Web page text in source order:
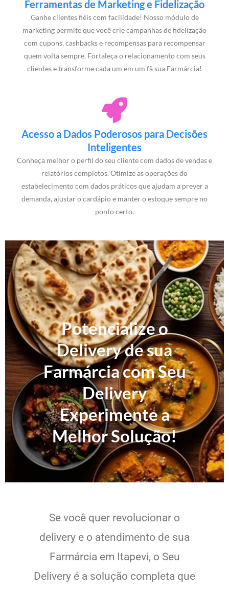
Ferramentas de Marketing e Fidelização
Ganhe clientes fiéis com facilidade! Nosso módulo de
marketing permite que você crie campanhas de fidelização
com cupons, cashbacks e recompensas para recompensar
quem volta sempre. Fortaleça o relacionamento com seus
clientes e transforme cada um em um fã sua Farmárcia!
Acesso a Dados Poderosos para Decisões
Inteligentes
Conheça melhor o perfil do seu cliente com dados de vendas e
relatórios completos. Otimize as operações do
estabelecimento com dados práticos que ajudam a prever a
demanda, ajustar o cardápio e manter o estoque sempre no
ponto certo.
Potencialize o
Delivery de sua
Farmárcia com Seu
Delivery
Experimente a
Melhor Solução!
Se você quer revolucionar o
delivery e o atendimento de sua
Farmárcia em Itapevi, o Seu
Delivery é a solução completa que